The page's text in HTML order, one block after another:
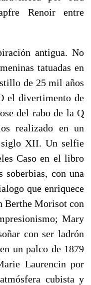
Renoir entre
antigua. No
tatuadas en
de 25 mil años
el divertimento de
del rabo de la Q
realizado en un
siglo XII. Un selfie
Caso en el libro
soberbias, con una
que enriquece
Berthe Morisot con
Mary
con ser ladrón
un palco de 1879
Laurencin por
cubista y